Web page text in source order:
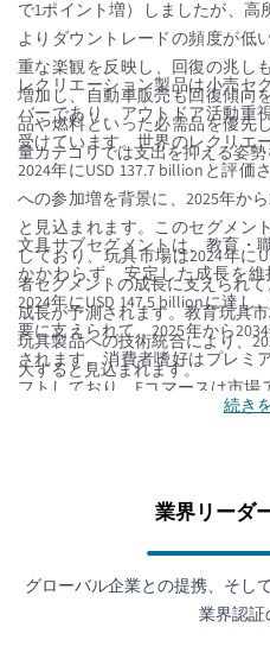
で1ポイント増）しましたが、
よりダウントレードの頻度が低
重な楽観を反映し、回復の兆し
増加し、自動車販売も回復傾向
品や燃料といった必需品を優先
量カテゴリでは支出を抑える姿
レクリエーション製品は小売セ
バーであり、アウトドア活動重
受けています。世界のレクリエ
2024年にUSD 137.7 billionと評
への参加増を背景に、2025年から
と見込まれます。このセグメン
しており、玩具市場は2024年に
者セグメントの成長に支えられて
成長が予測されます。教育玩具
玩具製品への技術統合により、
大すると見込まれます。
文具サブセグメントは、教育・
かかわらず、安定した成長を
2024年にUSD 147.5 billionに達
要に支えられて、2025年から
されます。消費者嗜好はプレミ
フトしており、Eコマースは市
能の革新を促進し、レクリエー
続き
業界リーダ
グローバル企業との提携、そし
業界認証